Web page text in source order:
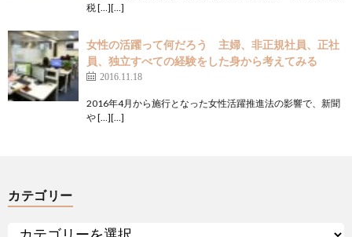
税 […][…]
女性の活躍って何だろう 主婦、非正規社員、正社
員、独立すべての経験をした身から考えてみる
2016.11.18
2016年4月から施行となった女性活躍推進法の影響で、新聞
や […][…]
カテゴリー